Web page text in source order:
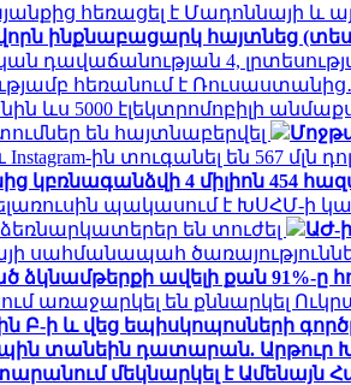
հեռացել է Մադոննայի և
ինքնաբացարկ հայտնեց
դավաճանության 4,
հեռանում է
ևս 5000 էլեկտրոմոբիլի
են հայտնաբերվել
Instagram-ին տուգանել են 567 մլն
կբռնագանձվի 4 միլիոն 454
պակասում է ԽՍՀՄ-ի
են տուժել
ԱԺ-
սահմանապահ
ավելի քան 91%-ը
առաջարկել են քննարկել
Բ-ի և վեց եպիսկոպոսների
տանեին դատարան. Արթուր
մեկնարկել է Ամենայն